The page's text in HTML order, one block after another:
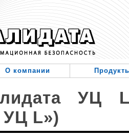
О компании
УЦ
УЦ L»)